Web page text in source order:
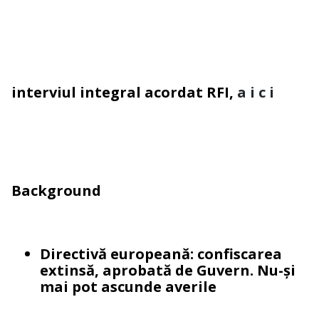
interviul integral acordat RFI, a i c i
Background
Directivă europeană: confiscarea
extinsă, aprobată de Guvern. Nu-și
mai pot ascunde averile